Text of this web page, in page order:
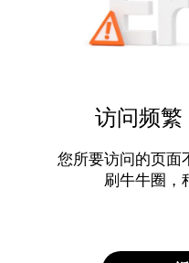
访问频繁
您所要访问的页面
刷牛牛圈，